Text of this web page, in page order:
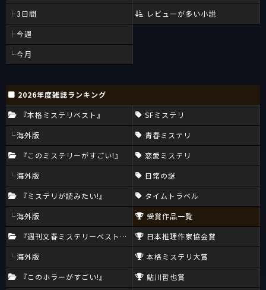
3日間
今週
今月
レビューが多い小説
2026年度雑誌ランキング
『本格ミステリベスト』
海外版
『このミステリーがすごい!』
海外版
『ミステリが読みたい!』
海外版
『週刊文春ミステリーベスト10』
海外版
『このホラーがすごい!』
SFミステリ
青春ミステリ
恋愛ミステリ
日常の謎
タイムトラベル
受賞作品一覧
日本推理作家協会賞
本格ミステリ大賞
鮎川哲也賞